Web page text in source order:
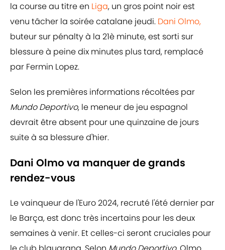
la course au titre en Liga, un gros point noir est
venu tâcher la soirée catalane jeudi. Dani Olmo,
buteur sur pénalty à la 21è minute, est sorti sur
blessure à peine dix minutes plus tard, remplacé
par Fermin Lopez.
Selon les premières informations récoltées par
Mundo Deportivo, le meneur de jeu espagnol
devrait être absent pour une quinzaine de jours
suite à sa blessure d'hier.
Dani Olmo va manquer de grands
rendez-vous
Le vainqueur de l'Euro 2024, recruté l'été dernier par
le Barça, est donc très incertains pour les deux
semaines à venir. Et celles-ci seront cruciales pour